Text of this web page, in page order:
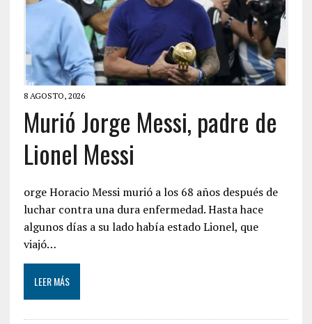
8 AGOSTO, 2026
Murió Jorge Messi, padre de
Lionel Messi
orge Horacio Messi murió a los 68 años después de
luchar contra una dura enfermedad. Hasta hace
algunos días a su lado había estado Lionel, que
viajó…
LEER MÁS